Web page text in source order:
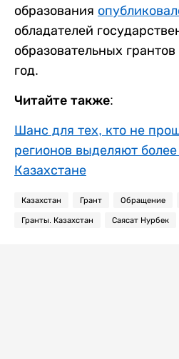
образования
обладателей
образовательных
год.
Читайте также:
Шанс для тех, кто не
регионов выделяют
Казахстане
Казахстан Грант Обращение
Гранты. Казахстан Саясат Нурбек